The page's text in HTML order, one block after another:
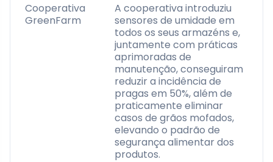
Cooperativa
GreenFarm
A cooperativa introduziu
sensores de umidade em
todos os seus armazéns e,
juntamente com práticas
aprimoradas de
manutenção, conseguiram
reduzir a incidência de
pragas em 50%, além de
praticamente eliminar
casos de grãos mofados,
elevando o padrão de
segurança alimentar dos
produtos.